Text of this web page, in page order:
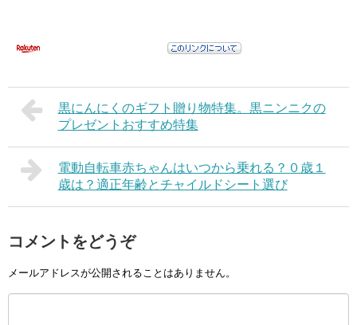
黒にんにくのギフト贈り物特集。黒ニンニクの
プレゼントおすすめ特集
電動自転車赤ちゃんはいつから乗れる？０歳１
歳は？適正年齢とチャイルドシート選び
コメントをどうぞ
メールアドレスが公開されることはありません。